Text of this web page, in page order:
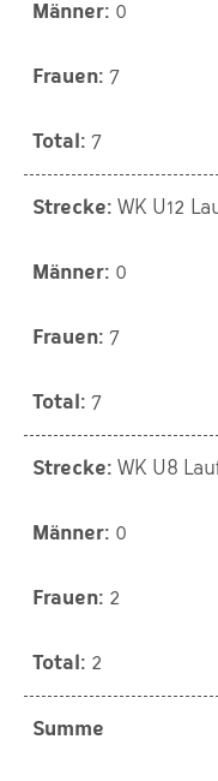
0
7
7
WK U12
0
7
7
WK U8
0
2
2
Summe